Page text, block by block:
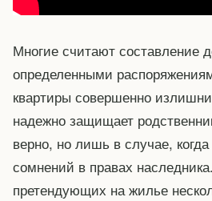
Многие считают составление
определенными
квартиры совершенно
надежно защищает
верно, но лишь в случае,
сомнений в правах
претендующих на жилье